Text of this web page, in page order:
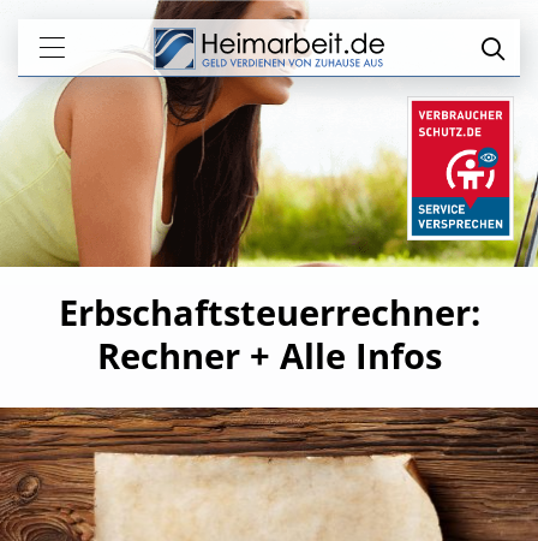
Erbschaftsteuerrechner:
Rechner + Alle Infos